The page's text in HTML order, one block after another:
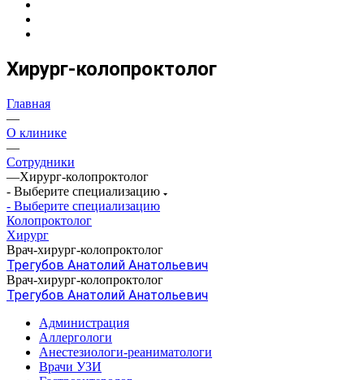
Хирург-колопроктолог
Главная
—
О клинике
—
Сотрудники
—Хирург-колопроктолог
- Выберите специализацию
- Выберите специализацию
Колопроктолог
Хирург
Врач-хирург-колопроктолог
Трегубов Анатолий Анатольевич
Врач-хирург-колопроктолог
Трегубов Анатолий Анатольевич
Администрация
Аллергологи
Анестезиологи-реаниматологи
Врачи УЗИ